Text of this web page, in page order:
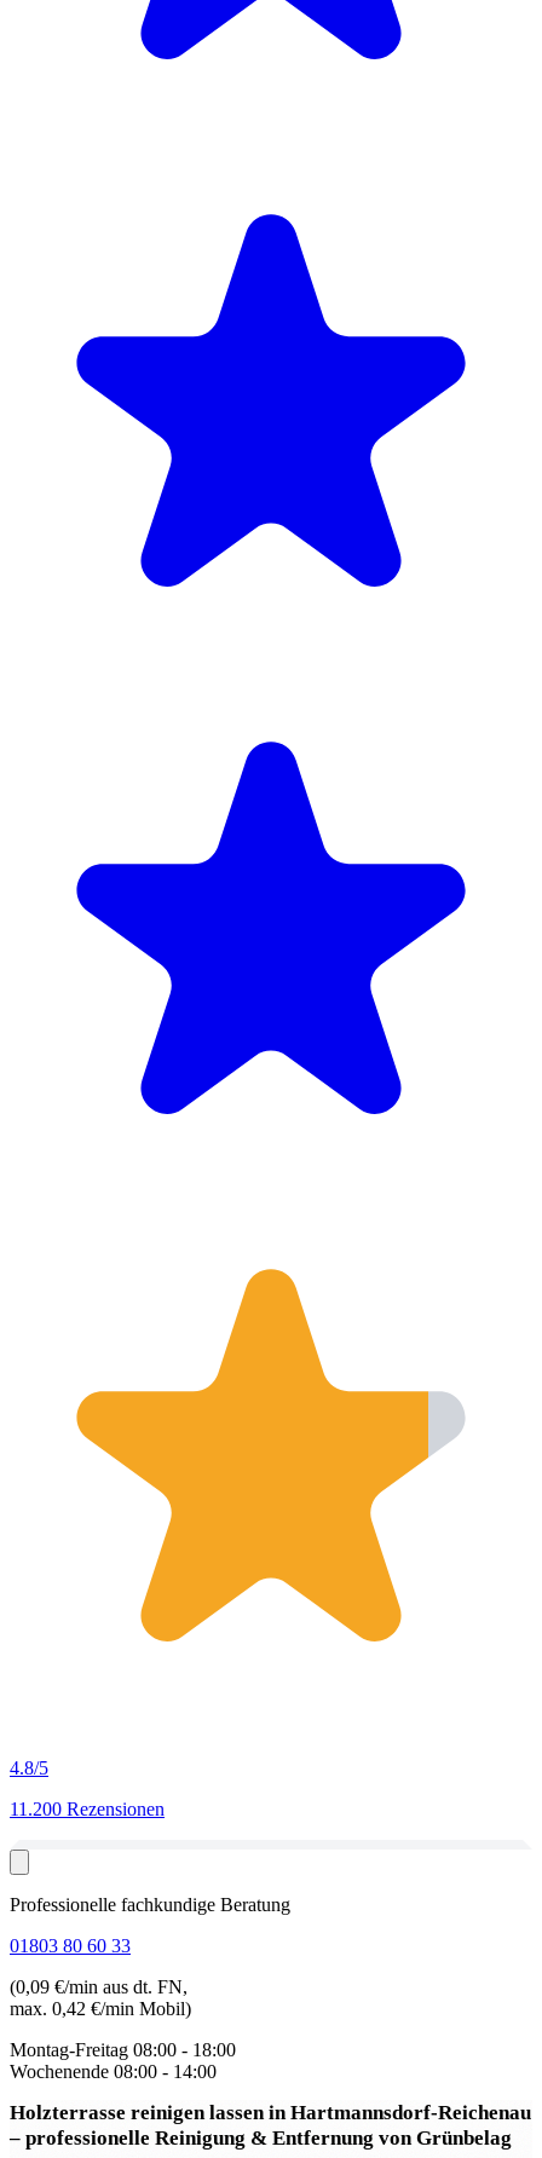
4.8/5
11.200 Rezensionen
Professionelle fachkundige Beratung
01803 80 60 33
(0,09 €/min aus dt. FN,
max. 0,42 €/min Mobil)
Montag-Freitag 08:00 - 18:00
Wochenende 08:00 - 14:00
Holzterrasse reinigen lassen in Hartmannsdorf-Reichenau
– professionelle Reinigung & Entfernung von Grünbelag